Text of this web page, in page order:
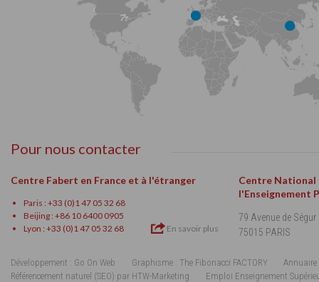
Pour nous contacter
Centre Fabert en France et à l'étranger
Paris : +33 (0)1 47 05 32 68
Beijing : +86 10 6400 0905
Lyon : +33 (0)1 47 05 32 68
En savoir plus
Centre National
l'Enseignement
79 Avenue de Ségur
75015 PARIS
Développement : Go On Web Graphisme : The Fibonacci FACTORY
Annuaire
Référencement naturel (SEO) par HTW-Marketing
Emploi Enseignement